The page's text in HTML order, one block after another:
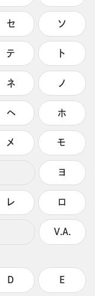
セ ソ
テ ト
ネ ノ
ヘ ホ
メ モ
ヨ
レ ロ
V.A.
D E